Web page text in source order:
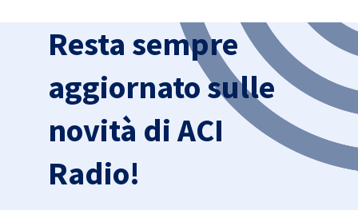
Resta sempre
aggiornato sulle
novità di ACI
Radio!